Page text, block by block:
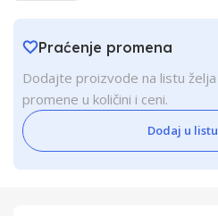
Praćenje promena
Dodajte proizvode na listu
promene u količini i ceni.
Dodaj u